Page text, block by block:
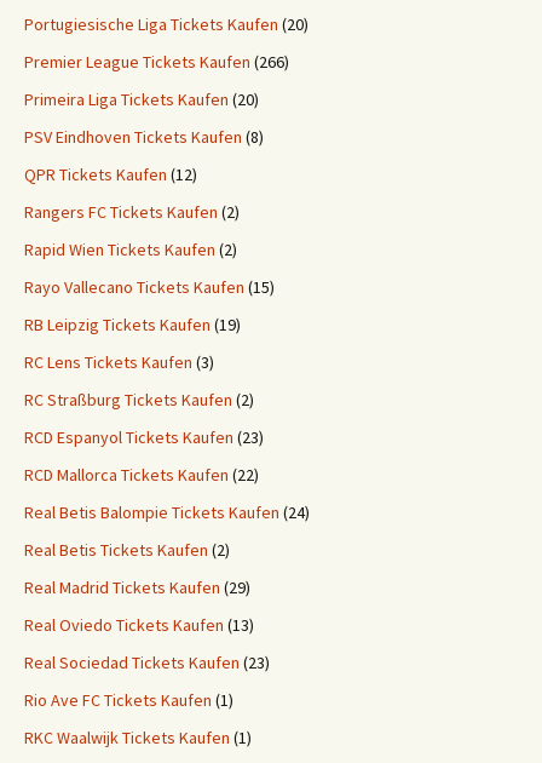
Portugiesische Liga Tickets Kaufen (20)
Premier League Tickets Kaufen (266)
Primeira Liga Tickets Kaufen (20)
PSV Eindhoven Tickets Kaufen (8)
QPR Tickets Kaufen (12)
Rangers FC Tickets Kaufen (2)
Rapid Wien Tickets Kaufen (2)
Rayo Vallecano Tickets Kaufen (15)
RB Leipzig Tickets Kaufen (19)
RC Lens Tickets Kaufen (3)
RC Straßburg Tickets Kaufen (2)
RCD Espanyol Tickets Kaufen (23)
RCD Mallorca Tickets Kaufen (22)
Real Betis Balompie Tickets Kaufen (24)
Real Betis Tickets Kaufen (2)
Real Madrid Tickets Kaufen (29)
Real Oviedo Tickets Kaufen (13)
Real Sociedad Tickets Kaufen (23)
Rio Ave FC Tickets Kaufen (1)
RKC Waalwijk Tickets Kaufen (1)